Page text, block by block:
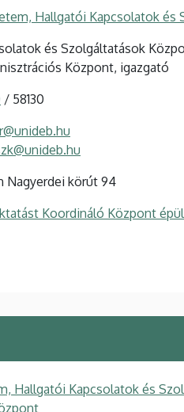
Hallgatói Kapcsolatok és
és Szolgáltatások
Központ, igazgató
/ 58130
Nagyerdei körút 94
Koordináló Központ
Hallgatói Kapcsolatok és